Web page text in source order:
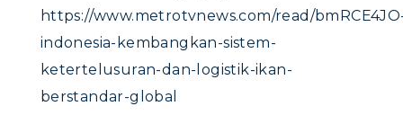
https://www.metrotvnews.com/read/
indonesia-kembangkan-sistem-
ketertelusuran-dan-logistik-ikan-
berstandar-global